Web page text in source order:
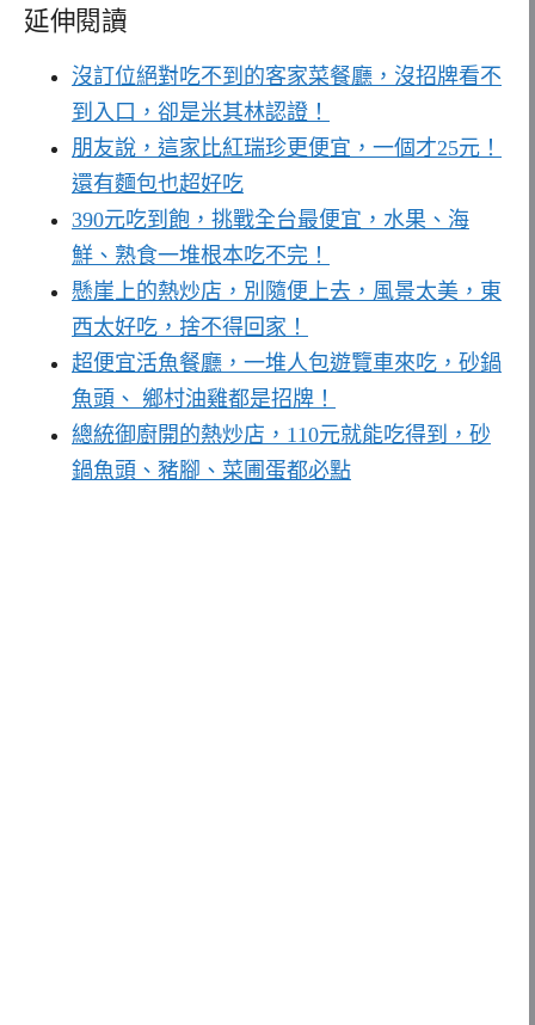
延伸閱讀
沒訂位絕對吃不到的客家菜餐廳，沒招牌看不
到入口，卻是米其林認證！
朋友說，這家比紅瑞珍更便宜，一個才25元！
還有麵包也超好吃
390元吃到飽，挑戰全台最便宜，水果、海
鮮、熟食一堆根本吃不完！
懸崖上的熱炒店，別隨便上去，風景太美，東
西太好吃，捨不得回家！
超便宜活魚餐廳，一堆人包遊覽車來吃，砂鍋
魚頭、 鄉村油雞都是招牌！
總統御廚開的熱炒店，110元就能吃得到，砂
鍋魚頭、豬腳、菜圃蛋都必點